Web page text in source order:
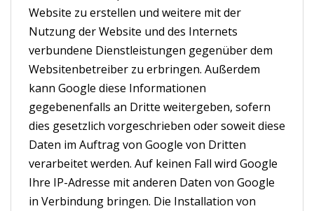
Website zu erstellen und weitere mit der
Nutzung der Website und des Internets
verbundene Dienstleistungen gegenüber dem
Websitenbetreiber zu erbringen. Außerdem
kann Google diese Informationen
gegebenenfalls an Dritte weitergeben, sofern
dies gesetzlich vorgeschrieben oder soweit diese
Daten im Auftrag von Google von Dritten
verarbeitet werden. Auf keinen Fall wird Google
Ihre IP-Adresse mit anderen Daten von Google
in Verbindung bringen. Die Installation von